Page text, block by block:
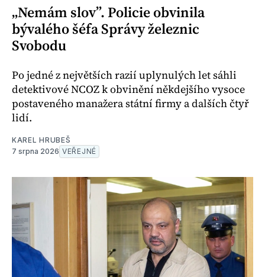
„Nemám slov”. Policie obvinila
bývalého šéfa Správy železnic
Svobodu
Po jedné z největších razií uplynulých let sáhli
detektivové NCOZ k obvinění někdejšího vysoce
postaveného manažera státní firmy a dalších čtyř
lidí.
KAREL HRUBEŠ
7 srpna 2026 VEŘEJNÉ